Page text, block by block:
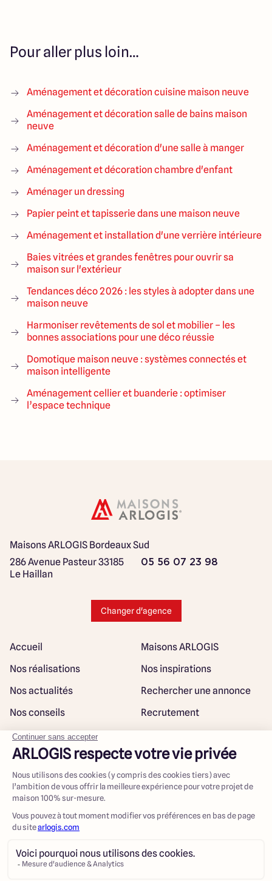
Pour aller plus loin…
Aménagement et décoration cuisine maison neuve
Aménagement et décoration salle de bains maison
neuve
Aménagement et décoration d'une salle à manger
Aménagement et décoration chambre d'enfant
Aménager un dressing
Papier peint et tapisserie dans une maison neuve
Aménagement et installation d'une verrière intérieure
Baies vitrées et grandes fenêtres pour ouvrir sa
maison sur l'extérieur
Tendances déco 2026 : les styles à adopter dans une
maison neuve
Harmoniser revêtements de sol et mobilier – les
bonnes associations pour une déco réussie
Domotique maison neuve : systèmes connectés et
maison intelligente
Aménagement cellier et buanderie : optimiser
l’espace technique
Maisons ARLOGIS Bordeaux Sud
286 Avenue Pasteur33185
Le Haillan
05 56 07 23 98
Changer d'agence
Accueil
Maisons ARLOGIS
Nos réalisations
Nos inspirations
Nos actualités
Rechercher une annonce
Nos conseils
Recrutement
Mentions légales
Rejoindre notre réseau
@ Maisons ARLOGIS 2023